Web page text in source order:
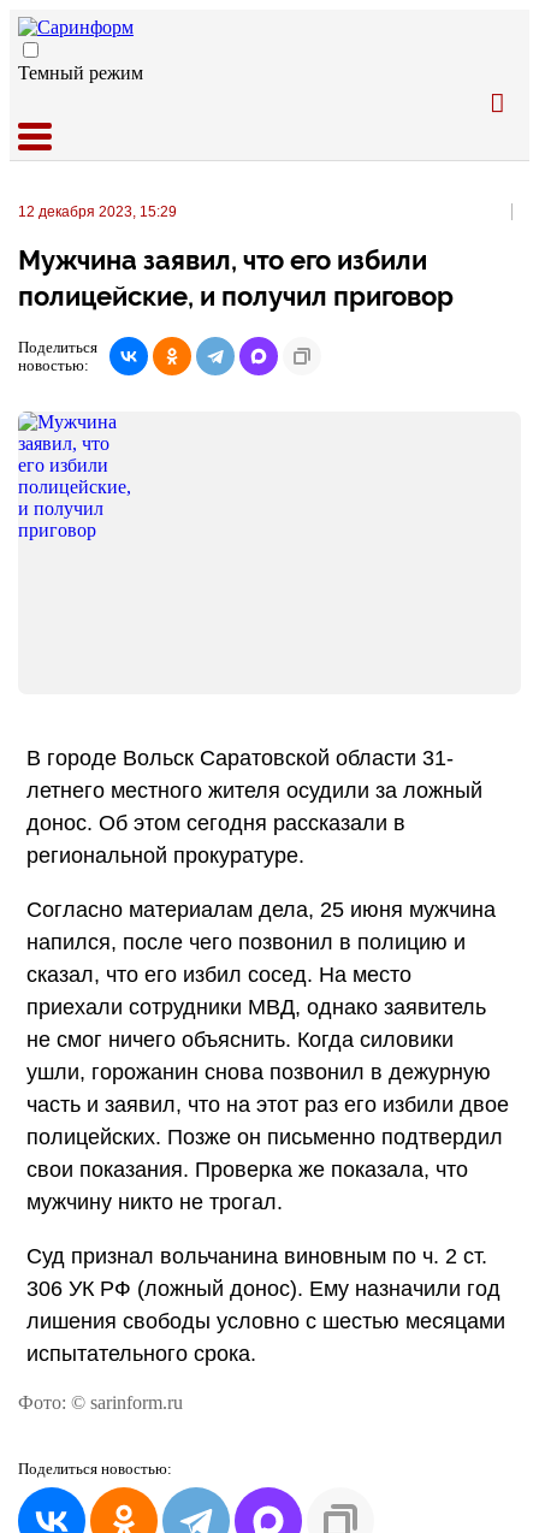
Темный режим
12 декабря 2023, 15:29
Мужчина заявил, что его избили
полицейские, и получил приговор
Поделиться
новостью:
В городе Вольск Саратовской области 31-
летнего местного жителя осудили за ложный
донос. Об этом сегодня рассказали в
региональной прокуратуре.
Согласно материалам дела, 25 июня мужчина
напился, после чего позвонил в полицию и
сказал, что его избил сосед. На место
приехали сотрудники МВД, однако заявитель
не смог ничего объяснить. Когда силовики
ушли, горожанин снова позвонил в дежурную
часть и заявил, что на этот раз его избили двое
полицейских. Позже он письменно подтвердил
свои показания. Проверка же показала, что
мужчину никто не трогал.
Суд признал вольчанина виновным по ч. 2 ст.
306 УК РФ (ложный донос). Ему назначили год
лишения свободы условно с шестью месяцами
испытательного срока.
Фото: © sarinform.ru
Поделиться новостью: